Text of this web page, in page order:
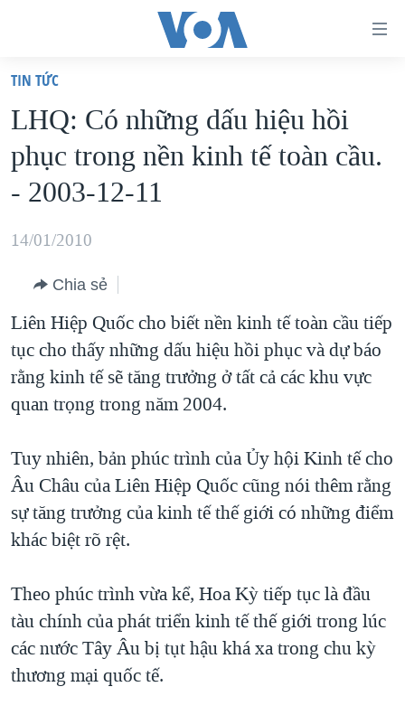
truy
cập
Tới
chính
hướng
chính
Đi
tới
VIỆT NAM
HOA KỲ
BIỂN ĐÔNG
THẾ GIỚI
DIỄN ĐÀN
MỤC
TỰ DO BÁO CHÍ
VẠCH TRẦN TIN GIẢ
ĐỜI SỐNG
KINH TẾ
KHOA HỌC
SỨC KHOẺ
VĂN HOÁ
THỂ THAO
GIÁO DỤC
CHUYÊN ĐỀ
CHIẾN TRANH THƯƠNG MẠI CỦA MỸ: QUÁ KHỨ VÀ HIỆN
TẠI
MỘT NĂM CHIẾN TRANH TẠI DẢI GAZA
GIẢI MÃ VÀNH ĐAI & CON ĐƯỜNG
NGÀY TỊ NẠN THẾ GIỚI
GROUND ZERO – XƯA VÀ NAY
CHI PHÍ CHIẾN TRANH AFGHANISTAN
CÁC GIÁ TRỊ CỘNG HÒA Ở VIỆT NAM
HỌC TIẾNG ANH
NGHE
MẠNG XÃ HỘI
Ngôn ngữ khác
TIN TỨC
LHQ: Có những dấu hiệu hồi
phục trong nền kinh tế toàn cầu.
- 2003-12-11
14/01/2010
Chia sẻ
Liên Hiệp Quốc cho biết nền kinh tế toàn cầu tiếp
tục cho thấy những dấu hiệu hồi phục và dự báo
rằng kinh tế sẽ tăng trưởng ở tất cả các khu vực
quan trọng trong năm 2004.
Tuy nhiên, bản phúc trình của Ủy hội Kinh tế cho
Âu Châu của Liên Hiệp Quốc cũng nói thêm rằng
sự tăng trưởng của kinh tế thế giới có những điểm
khác biệt rõ rệt.
Theo phúc trình vừa kể, Hoa Kỳ tiếp tục là đầu
tàu chính của phát triển kinh tế thế giới trong lúc
các nước Tây Âu bị tụt hậu khá xa trong chu kỳ
thương mại quốc tế.